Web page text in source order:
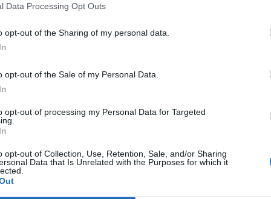
Data Processing Opt Outs
opt-out of the Sharing of my personal data.
opt-out of the Sale of my Personal Data.
opt-out of processing my Personal Data for Targeted
opt-out of Collection, Use, Retention, Sale, and/or Sharing
Data that Is Unrelated with the Purposes for which it
ai cittadini» dice il coordinatore
Trump, Meloni e la strategia